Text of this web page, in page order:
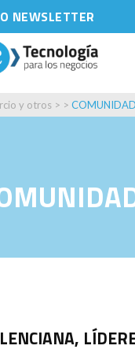
NEWSLETTER
y otros > >